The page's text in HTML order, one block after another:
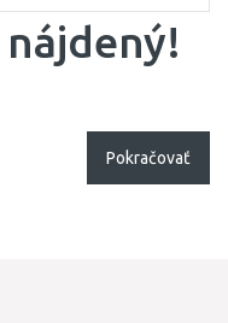
Pokračovať